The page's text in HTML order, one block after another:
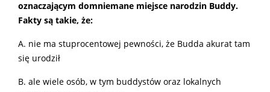
oznaczającym domniemane miejsce narodzin Buddy.
Fakty są takie, że:
A. nie ma stuprocentowej pewności, że Budda akurat tam
się urodził
B. ale wiele osób, w tym buddystów oraz lokalnych